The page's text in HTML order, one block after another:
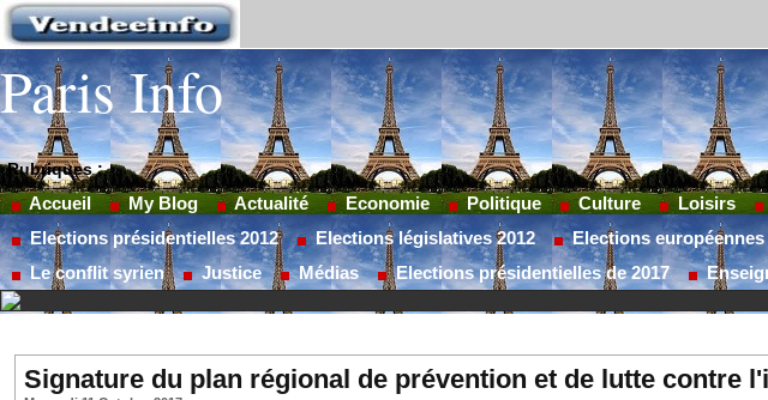
Paris Info
Rubriques :
Accueil My Blog Actualité Economie Politique Culture Loisirs
Elections présidentielles 2012
Elections législatives 2012 Elections européennes
Le conflit syrien
Justice Médias Elections présidentielles de 2017
Signature du plan régional de prévention et de lutte contre